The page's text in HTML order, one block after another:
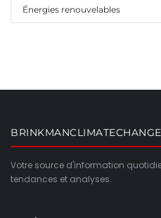
Énergies renouvelables
BRINKMANCLIMATECHANGE
Votre source d'information
tendances et analyses.